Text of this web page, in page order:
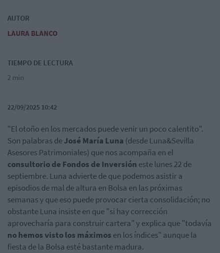
AUTOR
LAURA BLANCO
TIEMPO DE LECTURA
2 min
22/09/2025 10:42
"El otoño en los mercados puede venir un poco calentito".
Son palabras deJosé María Luna (desde Luna&Sevilla
Asesores Patrimoniales) que nos acompaña en el
consultorio de Fondos de Inversión este lunes 22 de
septiembre. Luna advierte de que podemos asistir a
episodios de mal de altura en Bolsa en las próximas
semanas y que eso puede provocar cierta consolidación; no
obstante Luna insiste en que "si hay corrección
aprovecharía para construir cartera" y explica que "todavía
no hemos visto los máximos en los índices" aunque la
fiesta de la Bolsa esté bastante madura.